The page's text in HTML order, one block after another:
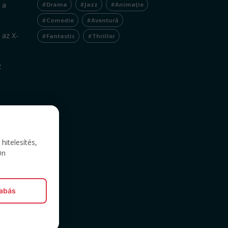
a
X-
#Drama #Jazz #Animație
#Comedie #Aventură
#Fantastic #Thriller